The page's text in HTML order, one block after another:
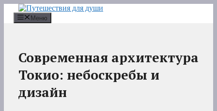
Перейти
содержимому
Меню
Современная архитектура
Токио: небоскребы и
дизайн